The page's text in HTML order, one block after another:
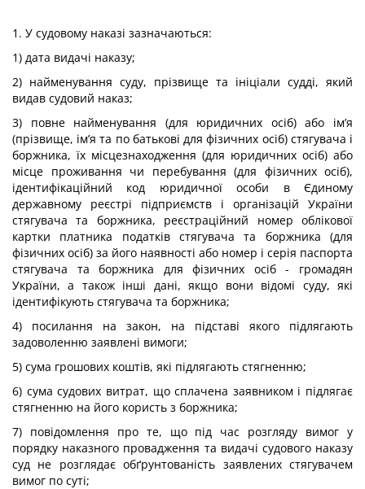
1. У судовому наказі зазначаються:
1) дата видачі наказу;
2) найменування суду, прізвище та ініціали судді, який
видав судовий наказ;
3) повне найменування (для юридичних осіб) або ім’я
(прізвище, ім’я та по батькові для фізичних осіб) стягувача і
боржника, їх місцезнаходження (для юридичних осіб) або
місце проживання чи перебування (для фізичних осіб),
ідентифікаційний код юридичної особи в Єдиному
державному реєстрі підприємств і організацій України
стягувача та боржника, реєстраційний номер облікової
картки платника податків стягувача та боржника (для
фізичних осіб) за його наявності або номер і серія паспорта
стягувача та боржника для фізичних осіб - громадян
України, а також інші дані, якщо вони відомі суду, які
ідентифікують стягувача та боржника;
4) посилання на закон, на підставі якого підлягають
задоволенню заявлені вимоги;
5) сума грошових коштів, які підлягають стягненню;
6) сума судових витрат, що сплачена заявником і підлягає
стягненню на його користь з боржника;
7) повідомлення про те, що під час розгляду вимог у
порядку наказного провадження та видачі судового наказу
суд не розглядає обґрунтованість заявлених стягувачем
вимог по суті;